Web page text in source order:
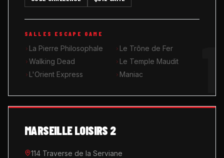
MUSIK ROOM KARAOKÉ
QUIZ GAME
SALLES ESCAPE GAME
La Pierre Philosophale
Le Trône de Fer
Walking Dead
Le Temple Maudit
L'Orient Express
Maniac
MARSEILLE LOISIRS 2
114 Traverse de la Serviane